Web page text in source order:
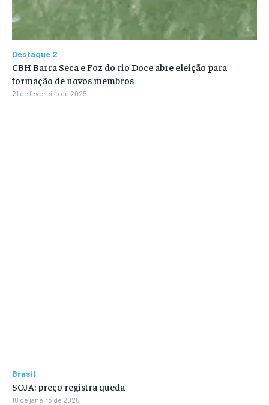
Destaque 2
CBH Barra Seca e Foz do rio Doce abre eleição para
formação de novos membros
21 de fevereiro de 2025
Brasil
SOJA: preço registra queda
16 de janeiro de 2025